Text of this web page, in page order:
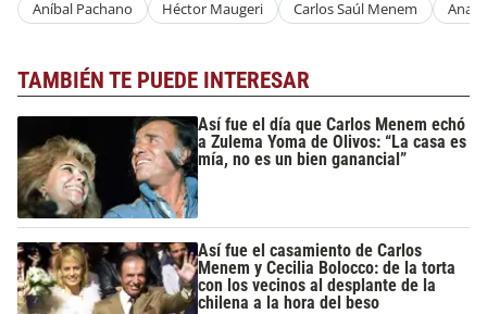
Aníbal Pachano Héctor Maugeri Carlos Saúl Menem Ana
TAMBIÉN TE PUEDE INTERESAR
Así fue el día que Carlos Menem echó
a Zulema Yoma de Olivos: “La casa es
mía, no es un bien ganancial”
Así fue el casamiento de Carlos
Menem y Cecilia Bolocco: de la torta
con los vecinos al desplante de la
chilena a la hora del beso